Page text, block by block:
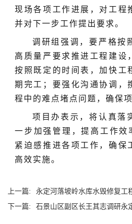
现场各项工作进展，对工程
并对下一步工作提出要求。
调研组强调，要严格按
高质量严要求推进工程建设
按照既定的时间表，加快工
期完工；要强化沟通协调，
程中的难点堵点问题，确保
项目办表示，将认真落
一步加强管理，提高工作效
紧迫感推进各项工作，确保
高效实施。
上一篇:
永定河落坡岭水库水毁修复工
下一篇:
石景山区副区长王其志调研永